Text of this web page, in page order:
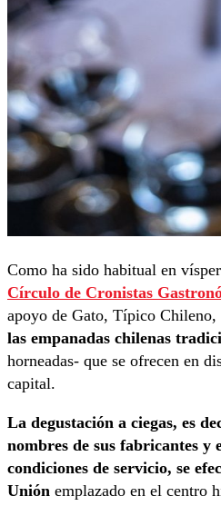
Como ha sido habitual en
Círculo de Cronistas
apoyo de Gato, Típico Chileno,
las empanadas chilenas
horneadas- que se ofrecen en
capital.
La degustación a ciegas, es
nombres de sus fabricantes y
condiciones de servicio, se
Unión emplazado en el centro